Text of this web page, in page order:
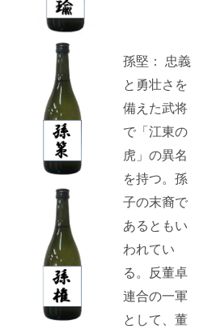
孫堅： 忠義
と勇壮さを
備えた武将
で「江東の
虎」の異名
を持つ。孫
子の末裔で
あるともい
われてい
る。反董卓
連合の一軍
として、董